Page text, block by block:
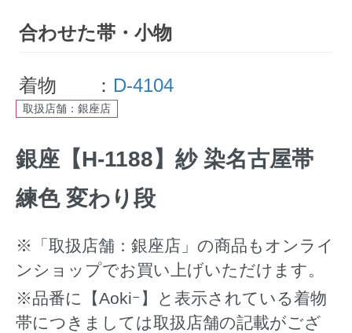
合わせた帯・小物
着物 ： D-4104
取扱店舗：銀座店
銀座【H-1188】紗 染名古屋帯
練色 変わり段
※「取扱店舗：銀座店」の商品もオンライ
ンショップでお買い上げいただけます。
※品番に【Aokiｰ】と表示されている着物
帯につきましては取扱店舗の記載がござ